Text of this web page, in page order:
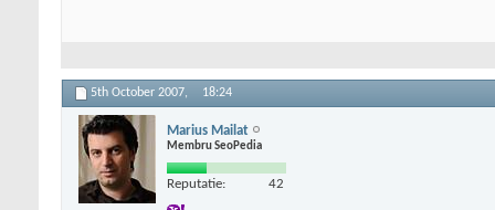
5th October 2007, 18:24
Marius Mailat
Membru SeoPedia
Reputatie: 42